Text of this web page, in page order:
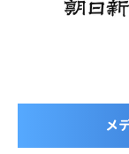
メ